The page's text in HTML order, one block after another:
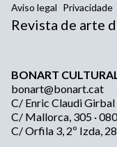
Aviso legal Privacidade
Revista de arte
BONART
bonart@bonart.cat
C/ Enric Claudi Girbal
C/ Mallorca, 305 ·
C/ Orfila 3, 2º Izda,